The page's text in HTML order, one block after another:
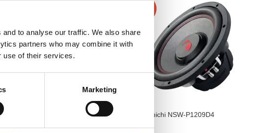
to analyse our traffic. We also share
partners who may combine it with
use of their services.
Marketing
Nakamichi NSW-P1204D4 Nakamichi NSW-P1209D4